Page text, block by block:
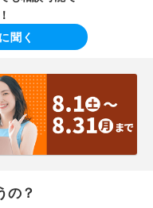
聞く
の？